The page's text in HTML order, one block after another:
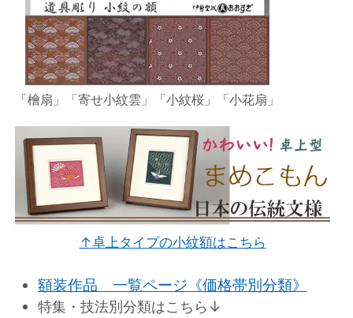
「檜扇」「寄せ小紋雲」「小紋桜」「小花扇」
↑卓上タイプの小紋額はこちら
額装作品 一覧ページ《価格帯別分類》
特集・技法別分類はこちら↓